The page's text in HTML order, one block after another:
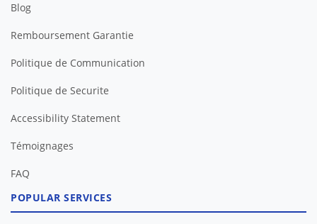
Blog
Remboursement Garantie
Politique de Communication
Politique de Securite
Accessibility Statement
Témoignages
FAQ
POPULAR SERVICES